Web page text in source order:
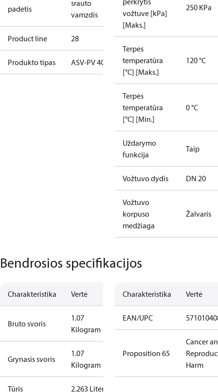
padėtis
srauto
vamzdis
Product line 28
Produkto tipas ASV-PV 4G
vožtuve [kPa]
[Maks.]
250 KPa
Terpės
temperatūra
[°C] [Maks.]
120 °C
Terpės
temperatūra
[°C] [Min.]
0 °C
Uždarymo
funkcija
Taip
Vožtuvo dydis DN 20
Vožtuvo
korpuso
medžiaga
Žalvaris
Bendrosios specifikacijos
Charakteristika Vertė
Bruto svoris
1.07
Kilogram
Grynasis svoris
1.07
Kilogram
Tūris 2.263 Liter
Charakteristika Vertė
EAN/UPC
Proposition 65
Cancer
Harm